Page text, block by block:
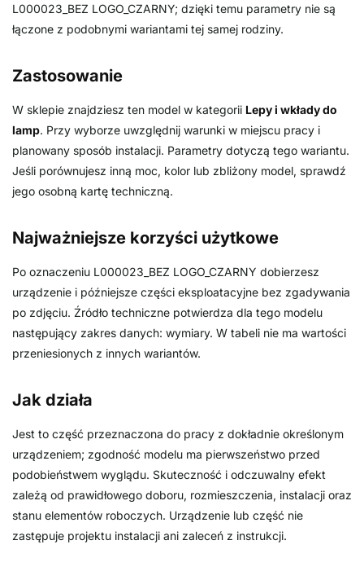
L000023_BEZ LOGO_CZARNY; dzięki temu parametry nie są
łączone z podobnymi wariantami tej samej rodziny.
Zastosowanie
W sklepie znajdziesz ten model w kategorii Lepy i wkłady do
lamp. Przy wyborze uwzględnij warunki w miejscu pracy i
planowany sposób instalacji. Parametry dotyczą tego wariantu.
Jeśli porównujesz inną moc, kolor lub zbliżony model, sprawdź
jego osobną kartę techniczną.
Najważniejsze korzyści użytkowe
Po oznaczeniu L000023_BEZ LOGO_CZARNY dobierzesz
urządzenie i późniejsze części eksploatacyjne bez zgadywania
po zdjęciu. Źródło techniczne potwierdza dla tego modelu
następujący zakres danych: wymiary. W tabeli nie ma wartości
przeniesionych z innych wariantów.
Jak działa
Jest to część przeznaczona do pracy z dokładnie określonym
urządzeniem; zgodność modelu ma pierwszeństwo przed
podobieństwem wyglądu. Skuteczność i odczuwalny efekt
zależą od prawidłowego doboru, rozmieszczenia, instalacji oraz
stanu elementów roboczych. Urządzenie lub część nie
zastępuje projektu instalacji ani zaleceń z instrukcji.